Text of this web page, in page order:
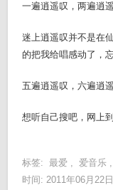
一遍逍遥叹，两遍逍
迷上逍遥叹并不是在
的把我给唱感动了，
五遍逍遥叹，六遍逍
想听自己搜吧，网上
标签: 最爱 , 爱音乐 ,
时间: 2011年06月22